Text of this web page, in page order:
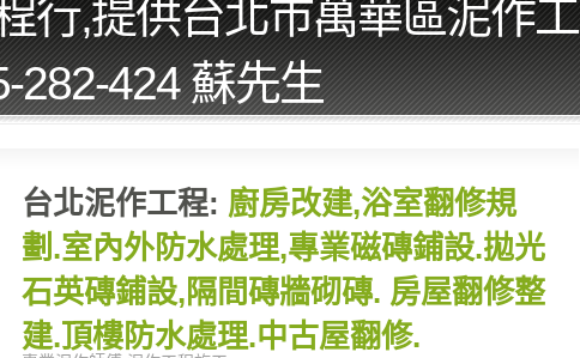
行,提供台北市萬華區泥作工
282-424 蘇先生
台北泥作工程: 廚房改建,浴室翻修規
劃.室內外防水處理,專業磁磚鋪設.拋光
石英磚鋪設,隔間磚牆砌磚. 房屋翻修整
建.頂樓防水處理.中古屋翻修.